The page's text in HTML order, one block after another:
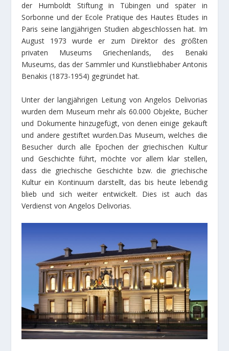
der Humboldt Stiftung in Tübingen und später in
Sorbonne und der Ecole Pratique des Hautes Etudes in
Paris seine langjährigen Studien abgeschlossen hat. Im
August 1973 wurde er zum Direktor des größten
privaten Museums Griechenlands, des Benaki
Museums, das der Sammler und Kunstliebhaber Antonis
Benakis (1873-1954) gegründet hat.
Unter der langjährigen Leitung von Angelos Delivorias
wurden dem Museum mehr als 60.000 Objekte, Bücher
und Dokumente hinzugefügt, von denen einige gekauft
und andere gestiftet wurden.Das Museum, welches die
Besucher durch alle Epochen der griechischen Kultur
und Geschichte führt, möchte vor allem klar stellen,
dass die griechische Geschichte bzw. die griechische
Kultur ein Kontinuum darstellt, das bis heute lebendig
blieb und sich weiter entwickelt. Dies ist auch das
Verdienst von Angelos Delivorias.